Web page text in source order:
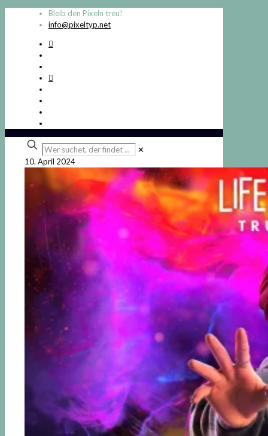
Bleib den Pixeln treu!
info@pixeltyp.net
Wer
suchet,
der
findet
✕
10. April 2024